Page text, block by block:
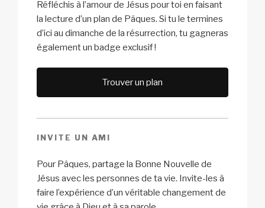
Réfléchis à l’amour de Jésus pour toi en faisant
la lecture d’un plan de Pâques. Si tu le termines
d’ici au dimanche de la résurrection, tu gagneras
également un badge exclusif !
Trouver un plan
INVITE UN AMI
Pour Pâques, partage la Bonne Nouvelle de
Jésus avec les personnes de ta vie. Invite-les à
faire l’expérience d’un véritable changement de